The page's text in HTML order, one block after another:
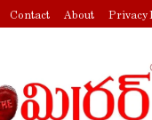
Contact About Privacy